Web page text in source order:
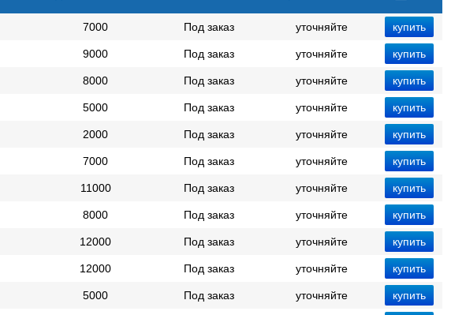
7000 Под заказ уточняйте
9000 Под заказ уточняйте
8000 Под заказ уточняйте
5000 Под заказ уточняйте
2000 Под заказ уточняйте
7000 Под заказ уточняйте
11000 Под заказ уточняйте
8000 Под заказ уточняйте
12000 Под заказ уточняйте
12000 Под заказ уточняйте
5000 Под заказ уточняйте